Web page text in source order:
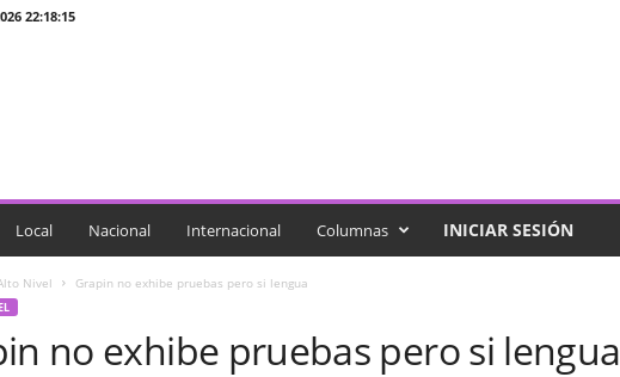
22:18:15
Local Nacional Internacional Columnas INICIAR SESIÓN
Nivel Grapin no exhibe pruebas pero si lengua
no exhibe pruebas pero si lengua